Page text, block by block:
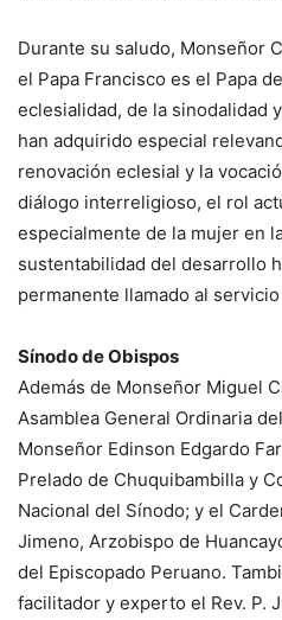
Durante su saludo, Monseñor
el Papa Francisco es el Papa
eclesialidad, de la sinodalidad
han adquirido especial
renovación eclesial y la
diálogo interreligioso, el rol
especialmente de la mujer en
sustentabilidad del desarrollo
permanente llamado al
Sínodo de Obispos
Además de Monseñor Miguel
Asamblea General Ordinaria
Monseñor Edinson Edgardo
Prelado de Chuquibambilla y
Nacional del Sínodo; y el
Jimeno, Arzobispo de
del Episcopado Peruano.
facilitador y experto el Rev. P.